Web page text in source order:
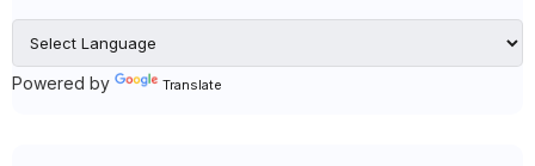
Powered by Translate